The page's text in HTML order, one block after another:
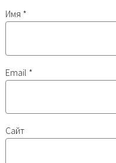
Имя *
Email *
Сайт